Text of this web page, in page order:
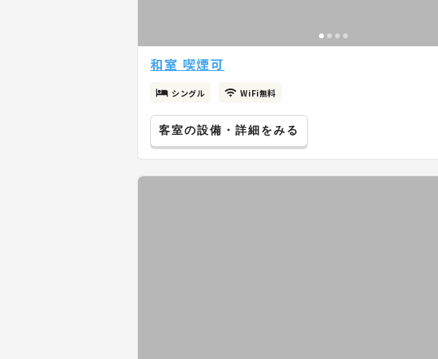
和室 喫煙可
シングル WiFi無料
客室の設備・詳細をみる